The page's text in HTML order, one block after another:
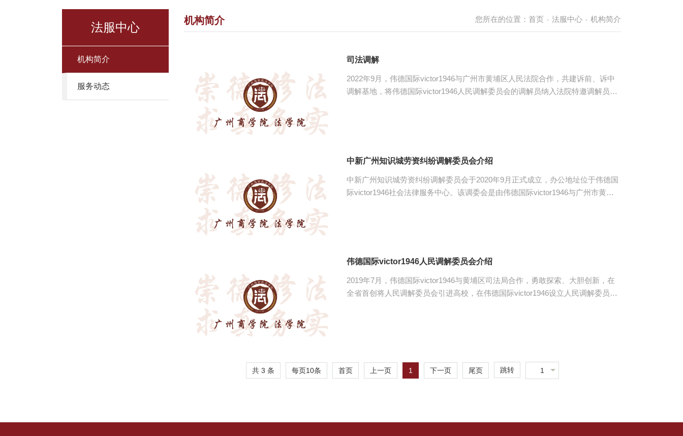
法服中心
机构简介
服务动态
您所在的位置： 首页 - 法服中心 - 机构简介
机构简介
司法调解
2022年9月，伟德国际victor1946与广州市黄埔区人民法院合作，共建诉前、诉中
调解基地，将伟德国际victor1946人民调解委员会的调解员纳入法院特邀调解员之
相结合的教学模式。
中新广州知识城劳资纠纷调解委员会介绍
中新广州知识城劳资纠纷调解委员会于2020年9月正式成立，办公地址位于伟德国
际victor1946社会法律服务中心。该调委会是由伟德国际victor1946与广州市黄埔
类司法实践活动，具有丰富的办案经验。该调委会对内承载以培养社会服务型法律
人才为...
伟德国际victor1946人民调解委员会介绍
2019年7月，伟德国际victor1946与黄埔区司法局合作，勇敢探索、大胆创新，在
全省首创将人民调解委员会引进高校，在伟德国际victor1946设立人民调解委员会
门的负责人，调解员有法...
共 3 条 每页10条 首页 上一页 1 下一页 尾页 跳转 1